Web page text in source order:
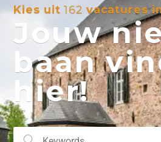
Kies uit162 vacatures
Jouw
baan
hier!